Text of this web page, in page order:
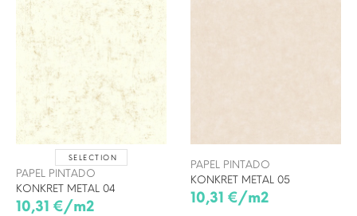
SELECTION
PAPEL PINTADO
KONKRET METAL 04
10,31 €/m2
PAPEL PINTADO
KONKRET METAL 05
10,31 €/m2